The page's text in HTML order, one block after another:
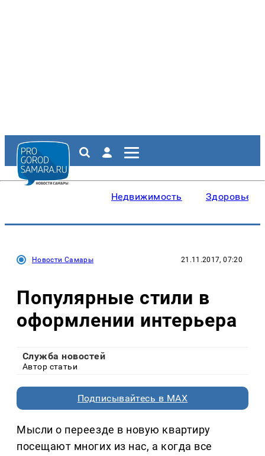
Недвижимость Здоровье
Новости Самары 21.11.2017, 07:20
Популярные стили в
оформлении интерьера
Служба новостей
Автор статьи
Подписывайтесь в MAX
Мысли о переезде в новую квартиру
посещают многих из нас, а когда все